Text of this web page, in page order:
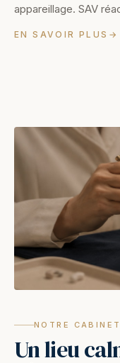
appareillage. SAV
EN SAVOIR PLUS
NOTRE CABINET
Un lieu